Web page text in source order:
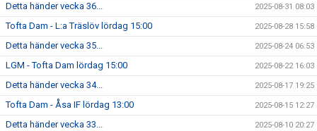
Detta händer vecka 36... 2025-08-31 08:03
Tofta Dam - L:a Träslöv lördag 15:00 2025-08-28 15:58
Detta händer vecka 35... 2025-08-24 06:53
LGM - Tofta Dam lördag 15:00 2025-08-22 16:03
Detta händer vecka 34... 2025-08-17 19:25
Tofta Dam - Åsa IF lördag 13:00 2025-08-15 12:27
Detta händer vecka 33... 2025-08-10 20:27